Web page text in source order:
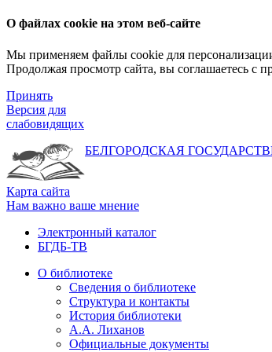
О файлах cookie на этом веб-сайте
Мы применяем файлы cookie для
Продолжая просмотр сайта, вы соглашаетесь с
Принять
Версия для
слабовидящих
БЕЛГОРОДСКАЯ
Карта сайта
Нам важно ваше мнение
Электронный каталог
БГДБ-ТВ
О библиотеке
Сведения о библиотеке
Структура и контакты
История библиотеки
А.А. Лиханов
Официальные документы